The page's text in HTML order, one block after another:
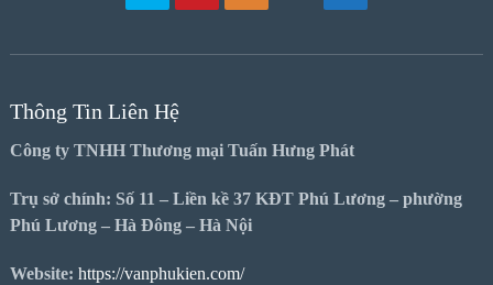
Thông Tin Liên Hệ
Công ty TNHH Thương mại Tuấn Hưng Phát
Trụ sở chính: Số 11 – Liền kề 37 KĐT Phú Lương – phường
Phú Lương – Hà Đông – Hà Nội
Website: https://vanphukien.com/